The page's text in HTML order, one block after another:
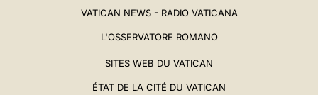
VATICAN NEWS - RADIO VATICANA
L'OSSERVATORE ROMANO
SITES WEB DU VATICAN
ÉTAT DE LA CITÉ DU VATICAN